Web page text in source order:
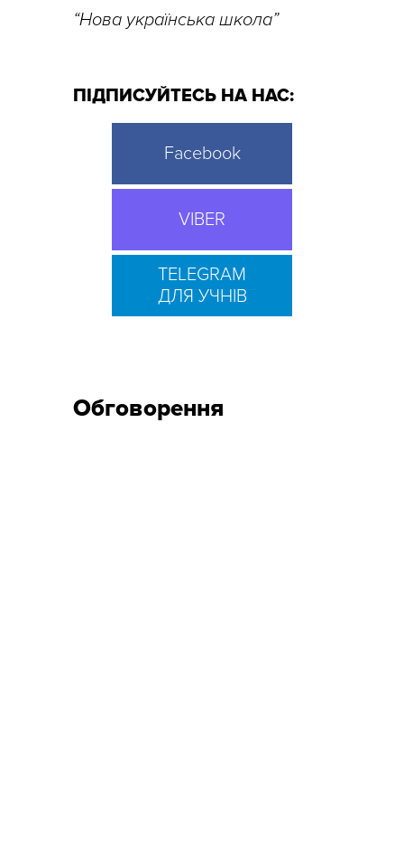
“Нова українська школа”
ПІДПИСУЙТЕСЬ НА НАС:
Facebook
VIBER
TELEGRAM
ДЛЯ УЧНІВ
Обговорення